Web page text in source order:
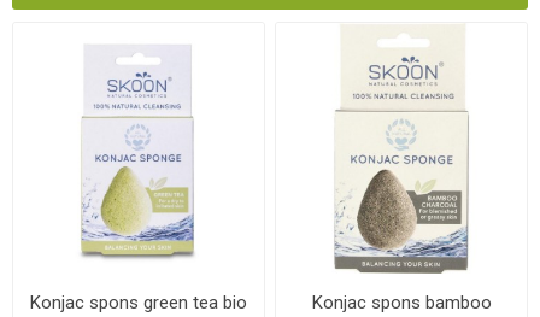
Konjac spons green tea bio
Konjac spons bamboo